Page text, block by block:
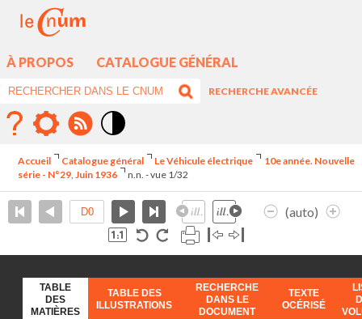
À PROPOS CATALOGUE GÉNÉRAL
RECHERCHE AVANCÉE
élévé
Accueil Catalogue général Le Véhicule électrique
10e année. Nouvelle
série - N°29, Juin 1936
n.n. - vue 1/32
(auto)
TABLE
DES
MATIÈRES
TABLE DES
ILLUSTRATIONS
RECHERCHE
DANS LE
DOCUMENT
TEXTE
OCÉRISÉ